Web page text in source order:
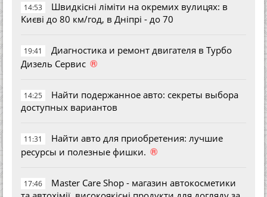
14:53
Швидкісні ліміти на окремих вулицях: в
Києві до 80 км/год, в Дніпрі - до 70
19:41
Диагностика и ремонт двигателя в Турбо
Дизель Сервис ®
14:25
Найти подержанное авто: секреты выбора
доступных вариантов
11:31
Найти авто для приобретения: лучшие
ресурсы и полезные фишки. ®
17:46
Master Care Shop - магазин автокосметики